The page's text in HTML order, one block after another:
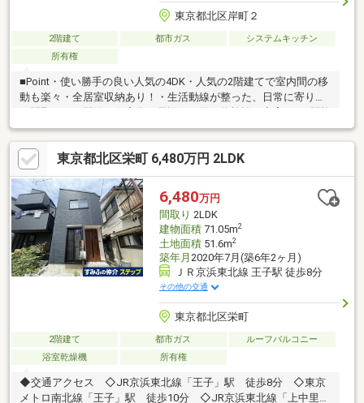
東京都北区岸町２
2階建て 都市ガス
システムキッチン
所有権
■Point・使い勝手の良い人気の4DK・人気の2階建てで室内間の移
動も楽々・全居室収納あり！・生活動線が整った、日常に寄り添
数路線利用可能の好立地■Access京浜東北線「東十条」駅…徒歩8
分埼京線「十条」駅…徒歩11分南北線「王子」駅…徒歩15分コンビ
ニ・スーパー、小・中学校、保育園、公園が徒歩10分圏内に揃っ
ており、日常生活や子育てにも最適な環境です！現地、周辺環境
の確認等含めご見学は随時承っております。お気軽にお問合せく
ださい！
東京都北区栄町 6,480万円 2LDK
6,480万円
間取り 2LDK
建物面積71.05m2
土地面積51.6m2
築年月 2020年7月(築6年2ヶ月)
ＪＲ京浜東北線 王子駅 徒歩8分
その他の交通
東京都北区栄町
2階建て 都市ガス
ルーフバルコニー
浴室乾燥機
所有権
◆交通アクセス ◇JR京浜東北線「王子」駅 徒歩8分 ◇東京
メトロ南北線「王子」駅 徒歩10分 ◇JR京浜東北線「上中里」